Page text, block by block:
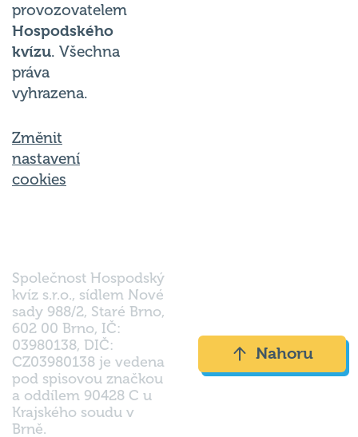
provozovatelem
Hospodského
kvízu. Všechna
práva
vyhrazena.
Změnit
nastavení
cookies
Společnost Hospodský
kvíz s.r.o., sídlem Nové
sady 988/2, Staré Brno,
602 00 Brno, IČ:
03980138, DIČ:
CZ03980138 je vedena
pod spisovou značkou
a oddílem 90428 C u
Krajského soudu v
Brně.
Nahoru